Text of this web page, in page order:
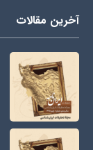
آخرین مقالات